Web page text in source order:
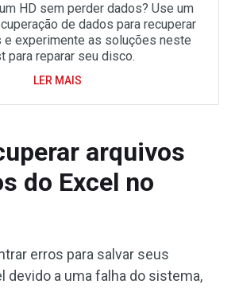
HD sem perder dados? Use um
de dados para recuperar
e experimente as soluções neste
para reparar seu disco.
LER MAIS
arquivos
do Excel no
erros para salvar seus
devido a uma falha do sistema,